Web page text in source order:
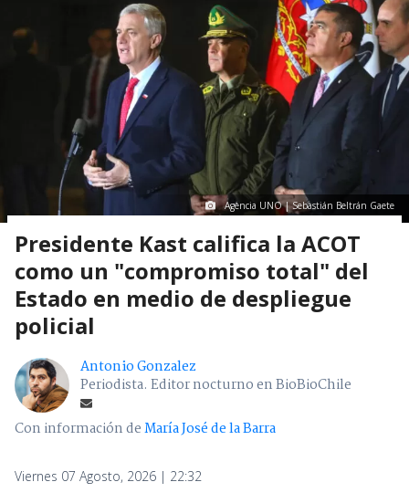
Agencia UNO | Sebastián Beltrán Gaete
Presidente Kast califica la ACOT
como un "compromiso total" del
Estado en medio de despliegue
policial
Antonio Gonzalez
Periodista. Editor nocturno en BioBioChile
Con información deMaría José de la Barra
Viernes 07 Agosto, 2026 | 22:32